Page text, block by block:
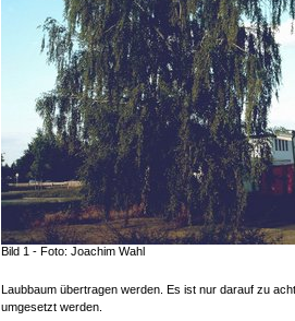
Bild 1 - Foto: Joachim Wahl
Laubbaum übertragen werden. Es ist nur darauf zu
umgesetzt werden.